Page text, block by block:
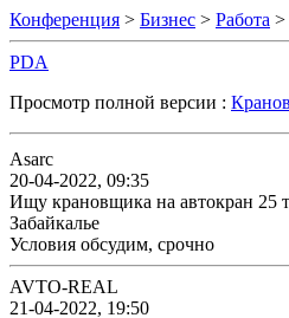
Конференция > Бизнес > Работа >
PDA
Просмотр полной версии :
Asarc
20-04-2022, 09:35
Ищу крановщика на автокран 25
Забайкалье
Условия обсудим, срочно
AVTO-REAL
21-04-2022, 19:50